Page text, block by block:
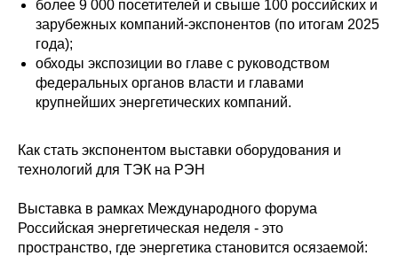
более 9 000 посетителей и свыше 100 российских и
зарубежных компаний-экспонентов (по итогам 2025
года);
обходы экспозиции во главе с руководством
федеральных органов власти и главами
крупнейших энергетических компаний.
Как стать экспонентом выставки оборудования и
технологий для ТЭК на РЭН
Выставка в рамках Международного форума
Российская энергетическая неделя - это
пространство, где энергетика становится осязаемой: